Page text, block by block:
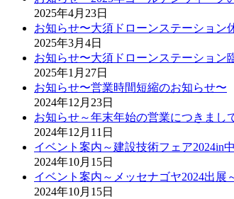
2025年4月23日
お知らせ〜大須ドローンステーション
2025年3月4日
お知らせ〜大須ドローンステーション
2025年1月27日
お知らせ〜営業時間短縮のお知らせ〜
2024年12月23日
お知らせ～年末年始の営業につきまし
2024年12月11日
イベント案内～建設技術フェア2024in
2024年10月15日
イベント案内～メッセナゴヤ2024出展
2024年10月15日